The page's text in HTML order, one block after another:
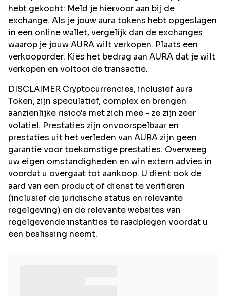
hebt gekocht: Meld je hiervoor aan bij de
exchange. Als je jouw aura tokens hebt opgeslagen
in een online wallet, vergelijk dan de exchanges
waarop je jouw AURA wilt verkopen. Plaats een
verkooporder. Kies het bedrag aan AURA dat je wilt
verkopen en voltooi de transactie.
DISCLAIMER Cryptocurrencies, inclusief aura
Token, zijn speculatief, complex en brengen
aanzienlijke risico's met zich mee - ze zijn zeer
volatiel. Prestaties zijn onvoorspelbaar en
prestaties uit het verleden van AURA zijn geen
garantie voor toekomstige prestaties. Overweeg
uw eigen omstandigheden en win extern advies in
voordat u overgaat tot aankoop. U dient ook de
aard van een product of dienst te verifiëren
(inclusief de juridische status en relevante
regelgeving) en de relevante websites van
regelgevende instanties te raadplegen voordat u
een beslissing neemt.